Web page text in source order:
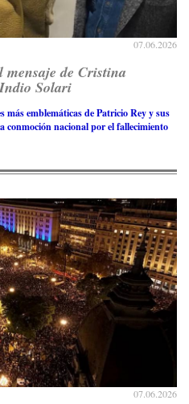
07.06.2026
de Cristina
Solari
emblemáticas de Patricio Rey y sus
conmoción nacional por el fallecimiento
07.06.2026